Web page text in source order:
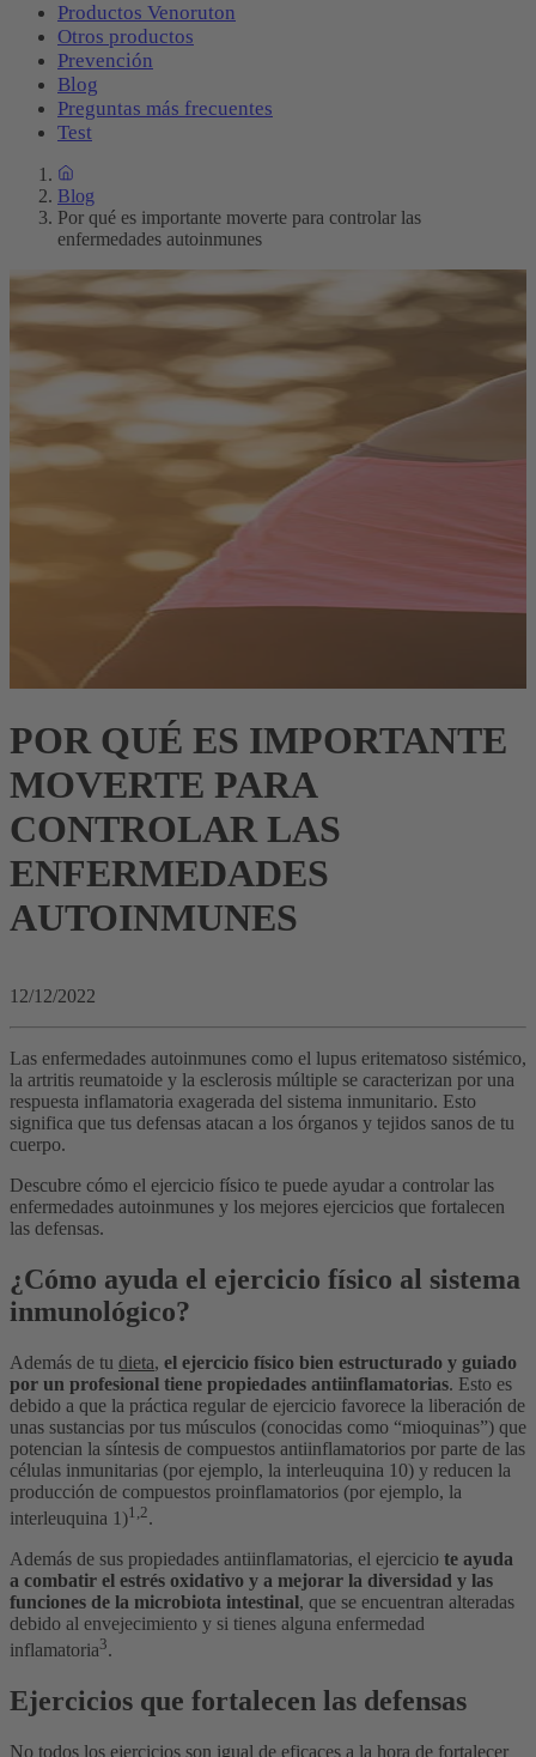
Productos Venoruton
Otros productos
Prevención
Blog
Preguntas más frecuentes
Test
Blog
Por qué es importante moverte para controlar las
enfermedades autoinmunes
POR QUÉ ES IMPORTANTE
MOVERTE PARA
CONTROLAR LAS
ENFERMEDADES
AUTOINMUNES
12/12/2022
Las enfermedades autoinmunes como el lupus eritematoso sistémico,
la artritis reumatoide y la esclerosis múltiple se caracterizan por una
respuesta inflamatoria exagerada del sistema inmunitario. Esto
significa que tus defensas atacan a los órganos y tejidos sanos de tu
cuerpo.
Descubre cómo el ejercicio físico te puede ayudar a controlar las
enfermedades autoinmunes y los mejores ejercicios que fortalecen
las defensas.
¿Cómo ayuda el ejercicio físico al sistema
inmunológico?
Además de tu dieta, el ejercicio físico bien estructurado y guiado
por un profesional tiene propiedades antiinflamatorias. Esto es
debido a que la práctica regular de ejercicio favorece la liberación de
unas sustancias por tus músculos (conocidas como “mioquinas”) que
potencian la síntesis de compuestos antiinflamatorios por parte de las
células inmunitarias (por ejemplo, la interleuquina 10) y reducen la
producción de compuestos proinflamatorios (por ejemplo, la
interleuquina 1)1,2.
Además de sus propiedades antiinflamatorias, el ejercicio te ayuda
a combatir el estrés oxidativo y a mejorar la diversidad y las
funciones de la microbiota intestinal, que se encuentran alteradas
debido al envejecimiento y si tienes alguna enfermedad
inflamatoria3.
Ejercicios que fortalecen las defensas
No todos los ejercicios son igual de eficaces a la hora de fortalecer